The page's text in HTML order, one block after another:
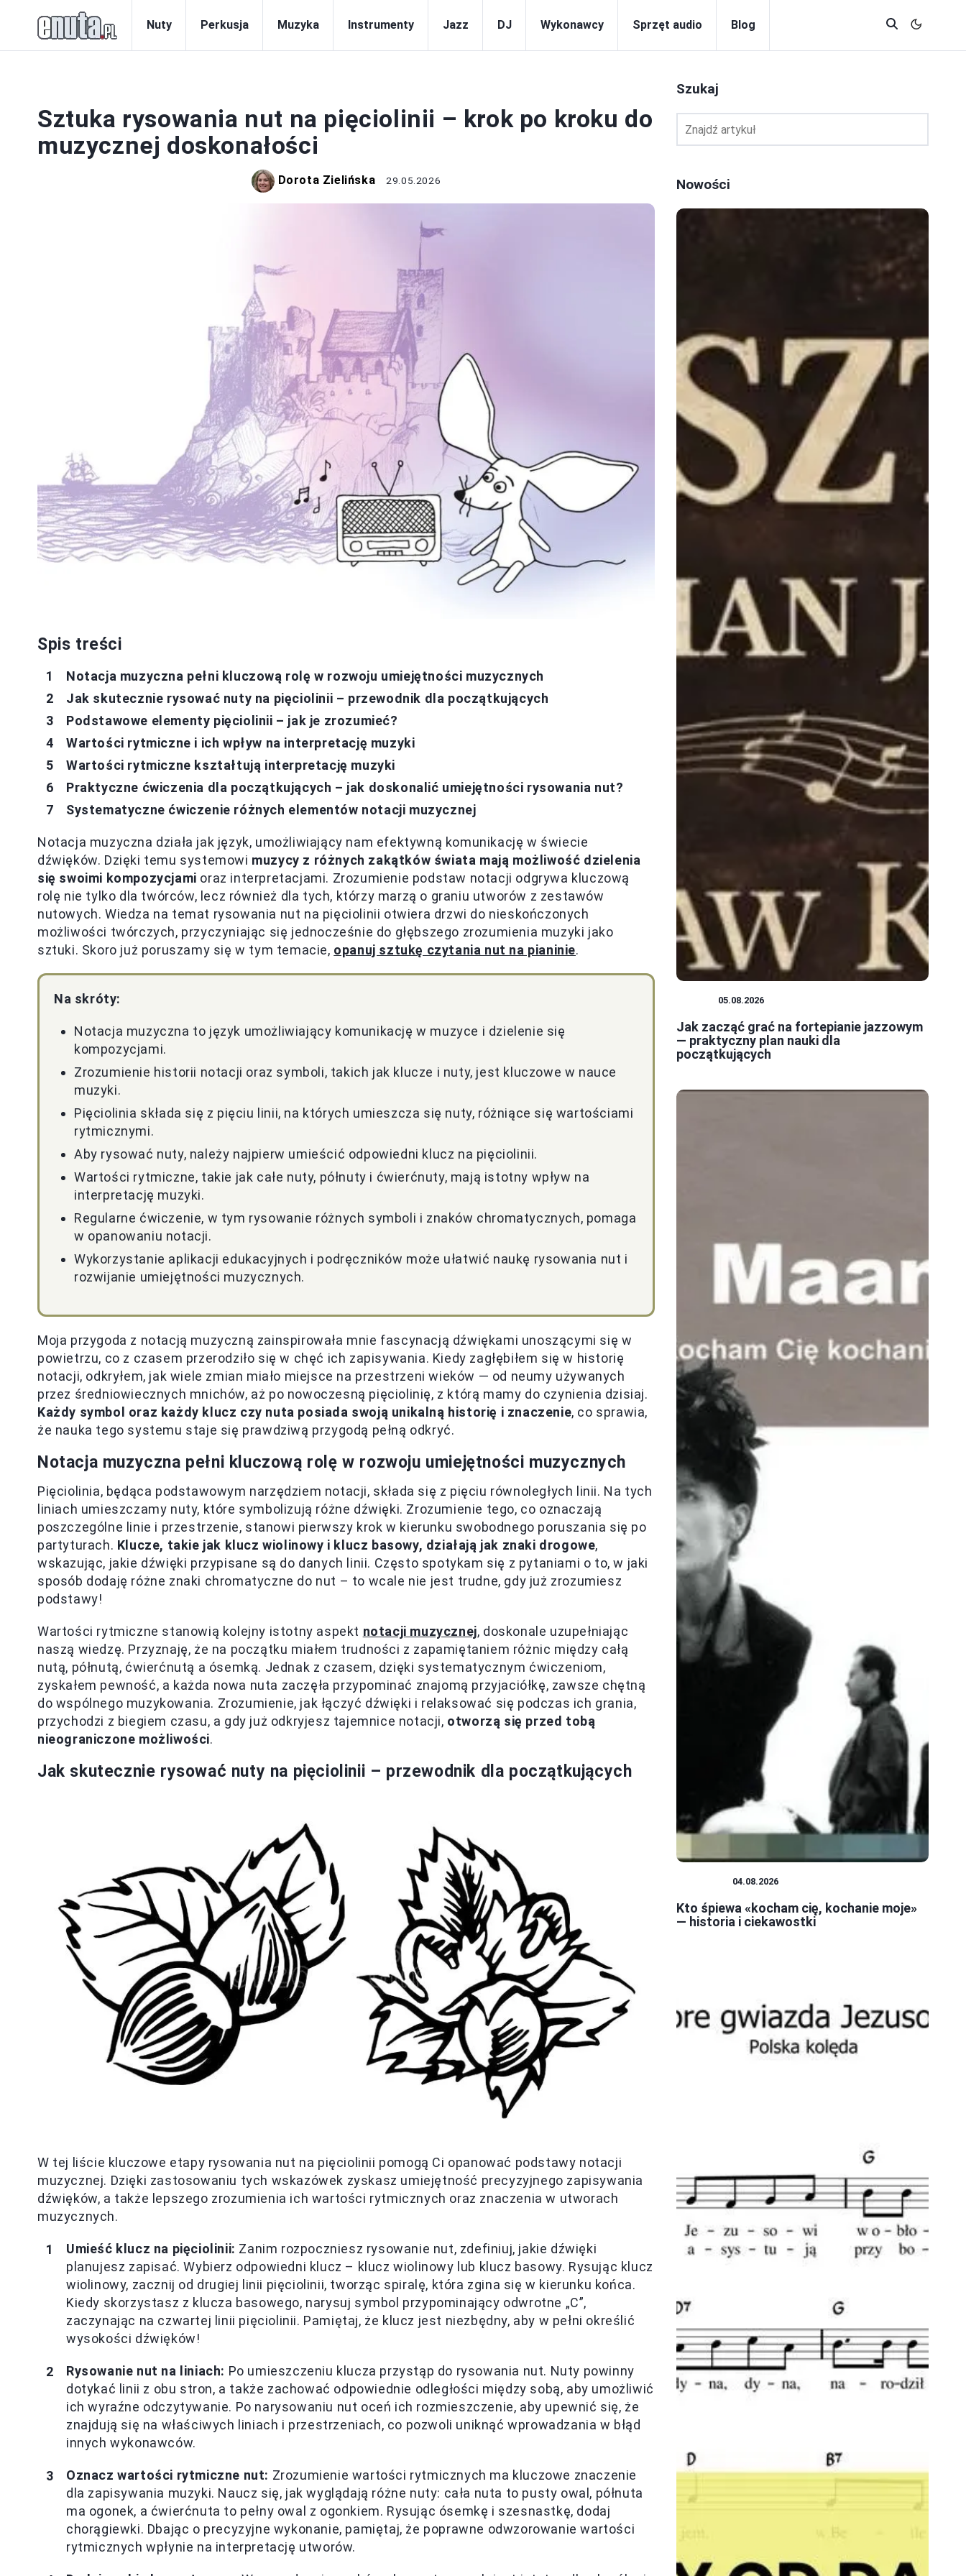
Nuty Perkusja Muzyka Instrumenty Jazz DJ Wykonawcy Sprzęt audio Blog
Sztuka rysowania nut na pięciolinii – krok po kroku do
muzycznej doskonałości
Dorota Zielińska 29.05.2026
Spis treści
Notacja muzyczna pełni kluczową rolę w rozwoju umiejętności muzycznych
Jak skutecznie rysować nuty na pięciolinii – przewodnik dla początkujących
Podstawowe elementy pięciolinii – jak je zrozumieć?
Wartości rytmiczne i ich wpływ na interpretację muzyki
Wartości rytmiczne kształtują interpretację muzyki
Praktyczne ćwiczenia dla początkujących – jak doskonalić umiejętności rysowania nut?
Systematyczne ćwiczenie różnych elementów notacji muzycznej
Notacja muzyczna działa jak język, umożliwiający nam efektywną komunikację w świecie
dźwięków. Dzięki temu systemowi muzycy z różnych zakątków świata mają możliwość dzielenia
się swoimi kompozycjami oraz interpretacjami. Zrozumienie podstaw notacji odgrywa kluczową
rolę nie tylko dla twórców, lecz również dla tych, którzy marzą o graniu utworów z zestawów
nutowych. Wiedza na temat rysowania nut na pięciolinii otwiera drzwi do nieskończonych
możliwości twórczych, przyczyniając się jednocześnie do głębszego zrozumienia muzyki jako
sztuki. Skoro już poruszamy się w tym temacie, opanuj sztukę czytania nut na pianinie.
Na skróty:
Notacja muzyczna to język umożliwiający komunikację w muzyce i dzielenie się
kompozycjami.
Zrozumienie historii notacji oraz symboli, takich jak klucze i nuty, jest kluczowe w nauce
muzyki.
Pięciolinia składa się z pięciu linii, na których umieszcza się nuty, różniące się wartościami
rytmicznymi.
Aby rysować nuty, należy najpierw umieścić odpowiedni klucz na pięciolinii.
Wartości rytmiczne, takie jak całe nuty, półnuty i ćwierćnuty, mają istotny wpływ na
interpretację muzyki.
Regularne ćwiczenie, w tym rysowanie różnych symboli i znaków chromatycznych, pomaga
w opanowaniu notacji.
Wykorzystanie aplikacji edukacyjnych i podręczników może ułatwić naukę rysowania nut i
rozwijanie umiejętności muzycznych.
Moja przygoda z notacją muzyczną zainspirowała mnie fascynacją dźwiękami unoszącymi się w
powietrzu, co z czasem przerodziło się w chęć ich zapisywania. Kiedy zagłębiłem się w historię
notacji, odkryłem, jak wiele zmian miało miejsce na przestrzeni wieków — od neumy używanych
przez średniowiecznych mnichów, aż po nowoczesną pięciolinię, z którą mamy do czynienia dzisiaj.
Każdy symbol oraz każdy klucz czy nuta posiada swoją unikalną historię i znaczenie, co sprawia,
że nauka tego systemu staje się prawdziwą przygodą pełną odkryć.
Notacja muzyczna pełni kluczową rolę w rozwoju umiejętności muzycznych
Pięciolinia, będąca podstawowym narzędziem notacji, składa się z pięciu równoległych linii. Na tych
liniach umieszczamy nuty, które symbolizują różne dźwięki. Zrozumienie tego, co oznaczają
poszczególne linie i przestrzenie, stanowi pierwszy krok w kierunku swobodnego poruszania się po
partyturach. Klucze, takie jak klucz wiolinowy i klucz basowy, działają jak znaki drogowe,
wskazując, jakie dźwięki przypisane są do danych linii. Często spotykam się z pytaniami o to, w jaki
sposób dodaję różne znaki chromatyczne do nut – to wcale nie jest trudne, gdy już zrozumiesz
podstawy!
Wartości rytmiczne stanowią kolejny istotny aspekt notacji muzycznej, doskonale uzupełniając
naszą wiedzę. Przyznaję, że na początku miałem trudności z zapamiętaniem różnic między całą
nutą, półnutą, ćwierćnutą a ósemką. Jednak z czasem, dzięki systematycznym ćwiczeniom,
zyskałem pewność, a każda nowa nuta zaczęła przypominać znajomą przyjaciółkę, zawsze chętną
do wspólnego muzykowania. Zrozumienie, jak łączyć dźwięki i relaksować się podczas ich grania,
przychodzi z biegiem czasu, a gdy już odkryjesz tajemnice notacji, otworzą się przed tobą
nieograniczone możliwości.
Jak skutecznie rysować nuty na pięciolinii – przewodnik dla początkujących
W tej liście kluczowe etapy rysowania nut na pięciolinii pomogą Ci opanować podstawy notacji
muzycznej. Dzięki zastosowaniu tych wskazówek zyskasz umiejętność precyzyjnego zapisywania
dźwięków, a także lepszego zrozumienia ich wartości rytmicznych oraz znaczenia w utworach
muzycznych.
Umieść klucz na pięciolinii: Zanim rozpoczniesz rysowanie nut, zdefiniuj, jakie dźwięki
planujesz zapisać. Wybierz odpowiedni klucz – klucz wiolinowy lub klucz basowy. Rysując klucz
wiolinowy, zacznij od drugiej linii pięciolinii, tworząc spiralę, która zgina się w kierunku końca.
Kiedy skorzystasz z klucza basowego, narysuj symbol przypominający odwrotne „C”,
zaczynając na czwartej linii pięciolinii. Pamiętaj, że klucz jest niezbędny, aby w pełni określić
wysokości dźwięków!
Rysowanie nut na liniach: Po umieszczeniu klucza przystąp do rysowania nut. Nuty powinny
dotykać linii z obu stron, a także zachować odpowiednie odległości między sobą, aby umożliwić
ich wyraźne odczytywanie. Po narysowaniu nut oceń ich rozmieszczenie, aby upewnić się, że
znajdują się na właściwych liniach i przestrzeniach, co pozwoli uniknąć wprowadzania w błąd
innych wykonawców.
Oznacz wartości rytmiczne nut: Zrozumienie wartości rytmicznych ma kluczowe znaczenie
dla zapisywania muzyki. Naucz się, jak wyglądają różne nuty: cała nuta to pusty owal, półnuta
ma ogonek, a ćwierćnuta to pełny owal z ogonkiem. Rysując ósemkę i szesnastkę, dodaj
chorągiewki. Dbając o precyzyjne wykonanie, pamiętaj, że poprawne odwzorowanie wartości
rytmicznych wpłynie na interpretację utworów.
Szukaj
Nowości
05.08.2026
Jak zacząć grać na fortepianie jazzowym
— praktyczny plan nauki dla
początkujących
04.08.2026
Kto śpiewa «kocham cię, kochanie moje»
— historia i ciekawostki